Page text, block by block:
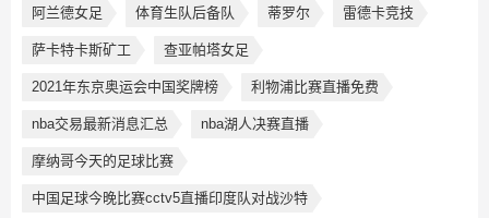
阿兰德女足 体育生队后备队 蒂罗尔 雷德卡竞技
萨卡特卡斯矿工 查亚帕塔女足
2021年东京奥运会中国奖牌榜 利物浦比赛直播免费
nba交易最新消息汇总 nba湖人决赛直播
摩纳哥今天的足球比赛
中国足球今晚比赛cctv5直播印度队对战沙特